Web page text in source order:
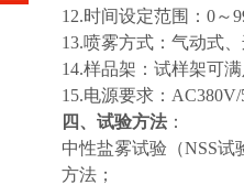
12.时间设定范围：0～
13.喷雾方式：气动式
14.样品架：试样架可
15.电源要求
四、试验方法
中性盐雾试验（NSS
方法；